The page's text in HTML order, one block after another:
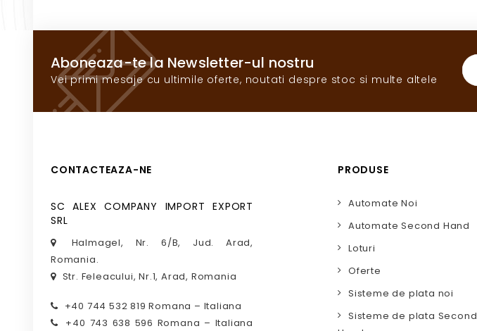
Aboneaza-te la Newsletter-ul nostru
Vei primi mesaje cu ultimile oferte, noutati despre stoc si multe altele
CONTACTEAZA-NE
SC ALEX COMPANY IMPORT EXPORT
SRL
Halmagel, Nr. 6/B, Jud. Arad,
Romania.
Str. Feleacului, Nr.1, Arad, Romania
+40 744 532 819 Romana – Italiana
+40 743 638 596 Romana – Italiana
PRODUSE
Automate Noi
Automate Second Hand
Loturi
Oferte
Sisteme de plata noi
Sisteme de plata Second